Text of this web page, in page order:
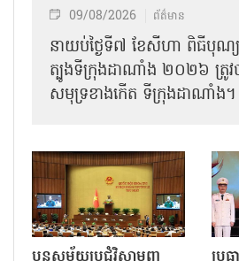
09/08/2026 ព័ត៌មាន
នាយប់ថ្ងៃទី៧ ខែសីហា ពិធីបុណ្យ
ត្បូងទីក្រុងដាណាំង ២០២៦ ត្រូវ
សមុទ្រខាងកើត ទីក្រុងដាណាំង។